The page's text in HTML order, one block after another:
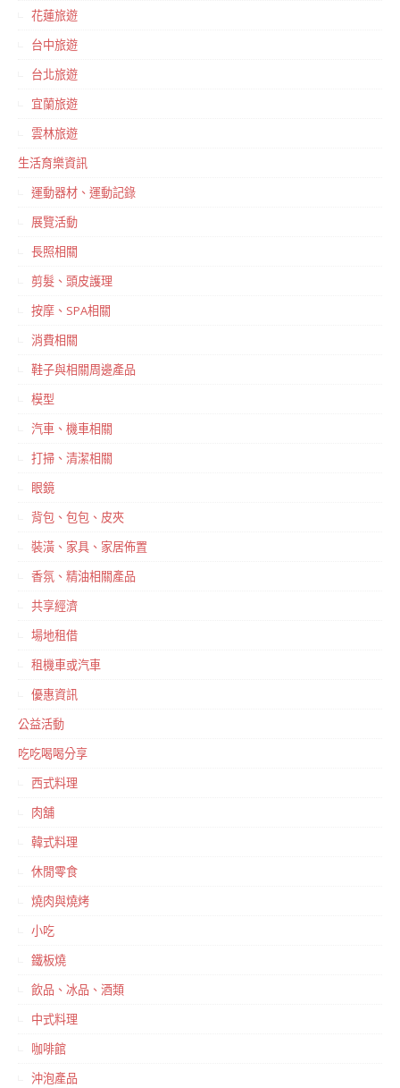
花蓮旅遊
台中旅遊
台北旅遊
宜蘭旅遊
雲林旅遊
生活育樂資訊
運動器材、運動記錄
展覽活動
長照相關
剪髮、頭皮護理
按摩、SPA相關
消費相關
鞋子與相關周邊產品
模型
汽車、機車相關
打掃、清潔相關
眼鏡
背包、包包、皮夾
裝潢、家具、家居佈置
香氛、精油相關產品
共享經濟
場地租借
租機車或汽車
優惠資訊
公益活動
吃吃喝喝分享
西式料理
肉舖
韓式料理
休閒零食
燒肉與燒烤
小吃
鐵板燒
飲品、冰品、酒類
中式料理
咖啡館
沖泡產品